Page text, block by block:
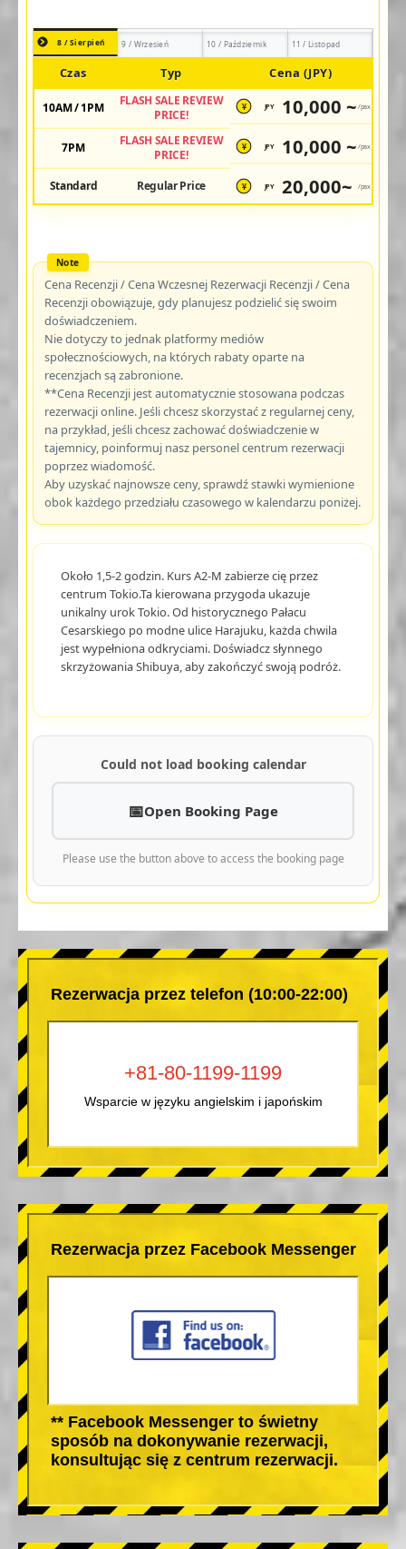
8 / Sierpień 9 / Wrzesień 10 / Październik 11 / Listopad
Czas Typ Cena (JPY)
10AM / 1PM
FLASH SALE REVIEW
PRICE!
¥ JPY 10,000 ~ /pax
7PM
FLASH SALE REVIEW
PRICE!
¥ JPY 10,000 ~ /pax
Standard Regular Price ¥ JPY 20,000~ /pax
Cena Recenzji / Cena Wczesnej Rezerwacji Recenzji / Cena
Recenzji obowiązuje, gdy planujesz podzielić się swoim
doświadczeniem.
Nie dotyczy to jednak platformy mediów
społecznościowych, na których rabaty oparte na
recenzjach są zabronione.
**Cena Recenzji jest automatycznie stosowana podczas
rezerwacji online. Jeśli chcesz skorzystać z regularnej ceny,
na przykład, jeśli chcesz zachować doświadczenie w
tajemnicy, poinformuj nasz personel centrum rezerwacji
poprzez wiadomość.
Aby uzyskać najnowsze ceny, sprawdź stawki wymienione
obok każdego przedziału czasowego w kalendarzu poniżej.
Około 1,5-2 godzin. Kurs A2-M zabierze cię przez
centrum Tokio.Ta kierowana przygoda ukazuje
unikalny urok Tokio. Od historycznego Pałacu
Cesarskiego po modne ulice Harajuku, każda chwila
jest wypełniona odkryciami. Doświadcz słynnego
skrzyżowania Shibuya, aby zakończyć swoją podróż.
Could not load booking calendar
Open Booking Page
Please use the button above to access the booking page
Rezerwacja przez telefon (10:00-22:00)
+81-80-1199-1199
Wsparcie w języku angielskim i japońskim
Rezerwacja przez Facebook Messenger
** Facebook Messenger to świetny
sposób na dokonywanie rezerwacji,
konsultując się z centrum rezerwacji.